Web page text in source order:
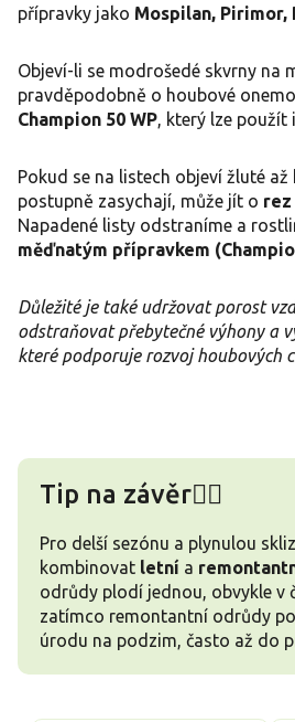
přípravky jako Mospilan, Pirimor,
Objeví-li se modrošedé skvrny na
pravděpodobně o houbové
Champion 50 WP , který lze použít i
Pokud se na listech objeví žluté
postupně zasychají, může jít o rez
Napadené listy odstraníme a
měďnatým přípravkem
Důležité je také udržovat porost
odstraňovat přebytečné výhony a
které podporuje rozvoj houbových
Tip na závěr👇🏻
Pro delší sezónu a plynulou
kombinovat letní a
odrůdy plodí jednou, obvykle v
zatímco remontantní odrůdy
úrodu na podzim, často až do